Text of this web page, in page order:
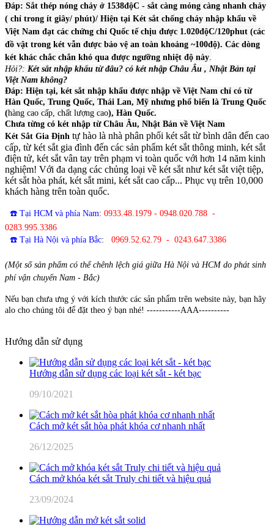
Đáp: Sắt thép nóng chảy ở 1538độC - sắt càng mỏng càng nhanh chảy
( chỉ trong ít giây/ phút)/ Hiện tại Két sắt chống cháy nhập khẩu về
Việt Nam đạt các chứng chỉ Quốc tế chịu được 1.020độC/120phut (các
đồ vật trong két vẫn được bảo vệ an toàn khoảng ~100độ). Các dòng
két khác chắc chắn khó qua được ngưỡng nhiệt độ này
Hỏi?: Két sắt nhập khẩu từ đâu? có két nhập Châu Âu , Nhật Bản tại
Việt Nam không?
Đáp: Hiện tại, két sắt nhập khẩu được nhập về Việt Nam chỉ có từ
Hàn Quốc, Trung Quốc, Thái Lan, Mỹ nhưng phổ biến là Trung Quốc
(hàng cao cấp, chất lượng cao), Hàn Quốc.
Chưa từng có két nhập từ Châu Âu, Nhật Bản về Việt Nam
Két Sắt Gia Định tự hào là nhà phân phối két sắt từ bình dân đến cao
cấp, từ két sắt gia đình đến các sản phẩm két sắt thông minh, két sắt
điện tử, két sắt vân tay trên phạm vi toàn quốc với hơn 14 năm kinh
nghiệm! Với đa dạng các chủng loại về két sắt như két sắt việt tiệp,
két sắt hòa phát, két sắt mini, két sắt cao cấp... Phục vụ trên 10,000
khách hàng trên toàn quốc.
☎️ Tại HCM và phía Nam: 0933.48.1979 - 0948.020.788 -
0283.995.3386
☎️ Tại Hà Nội và phía Bắc: 0969.52.62.79 - 0243.647.3386
(Một số sản phẩm có thể chênh lệch giá giữa Hà Nội và HCM do phát sinh
phí vận chuyển Nam - Bắc)
Nếu bạn chưa ưng ý với kích thước các sản phẩm trên website này, bạn hãy
alo cho chúng tôi để đặt theo ý bạn nhé! -----------AAA----------
Hướng dẫn sử dụng
Hướng dẫn sử dụng các loại két sắt - két bạc
09/10/2021
Cách mở két sắt hòa phát khóa cơ nhanh nhất
26/12/2025
Cách mở khóa két sắt Truly chi tiết và hiệu quả
23/09/2024